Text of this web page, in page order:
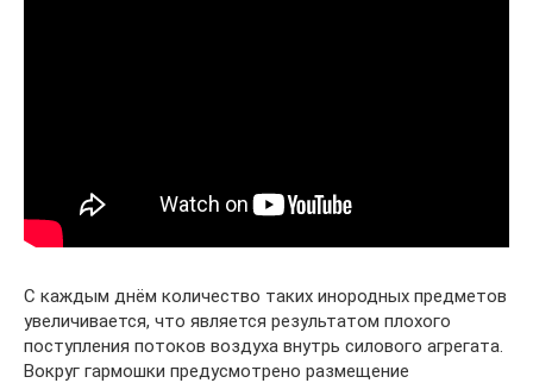
С каждым днём количество таких инородных предметов
увеличивается, что является результатом плохого
поступления потоков воздуха внутрь силового агрегата.
Вокруг гармошки предусмотрено размещение